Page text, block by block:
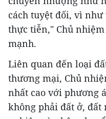
cách tuyệt đối, vì
thực tiễn," Chủ
mạnh.
Liên quan đến loại
thương mại, Chủ
nhất cao với phương
không phải đất ở,